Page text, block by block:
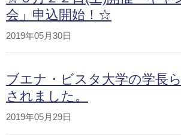
会」申込開始！☆
2019年05月30日
ブエナ・ビスタ大学の学長
されました。
2019年05月29日